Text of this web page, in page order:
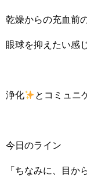
乾燥からの充血前
眼球を抑えたい感
浄化 とコミュニ
今日のライン
「ちなみに、目か